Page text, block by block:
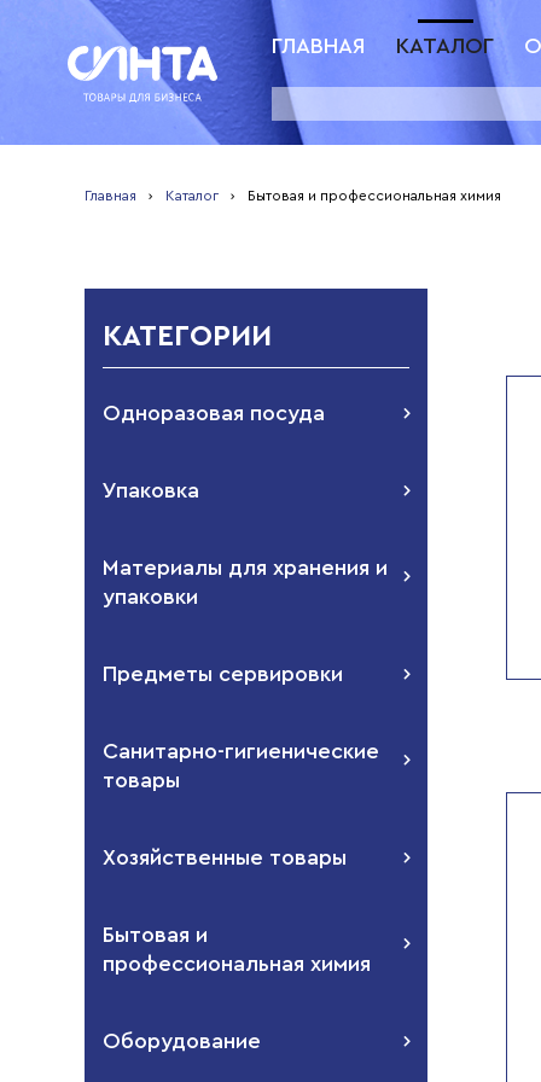
ГЛАВНАЯ КАТАЛОГ
Главная › Каталог › Бытовая и профессиональная химия
КАТЕГОРИИ
Одноразовая посуда
Упаковка
Материалы для хранения и
упаковки
Предметы сервировки
Санитарно-гигиенические
товары
Хозяйственные товары
Бытовая и
профессиональная химия
Оборудование